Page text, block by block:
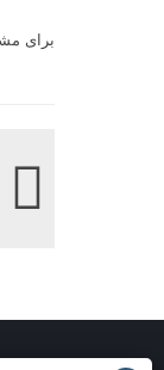
برای